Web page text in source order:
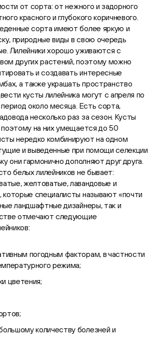
от сорта: от нежного и задорного
красного и глубокого коричневого.
сорта имеют более яркую и
природные виды в свою очередь
Лилейники хорошо уживаются с
других растений, поэтому можно
и создавать интересные
а также украшать пространство
кусты лилейника могут с апреля по
около месяца. Есть сорта,
несколько раз за сезон. Кусты
поэтому на них умещается до 50
нередко комбинируют на одном
и выведенные при помощи селекции
они гармонично дополняют друг друга.
белых лилейников не бывает:
желтоватые, лавандовые и
которые специалисты называют «почти
ландшафтные дизайнеры, так и
отмечают следующие
погодным факторам, в частности
режима;
цветения;
количеству болезней и